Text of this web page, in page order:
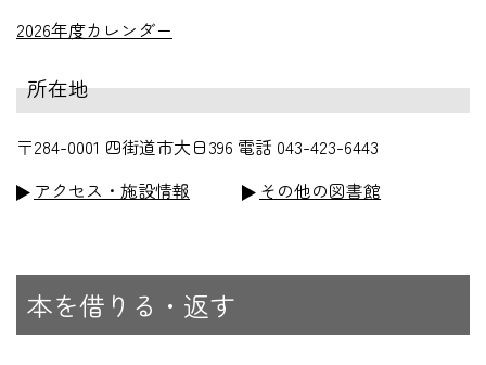
2026年度カレンダー
所在地
〒284-0001 四街道市大日396 電話 043-423-6443
アクセス・施設情報
その他の図書館
本を借りる・返す